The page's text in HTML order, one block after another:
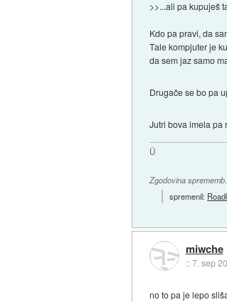
>>...ali pa kupuješ
Kdo pa pravi, da
Tale kompjuter je
da sem jaz samo
Drugače se bo pa
Jutri bova imela pa
Ü
Zgodovina sprememb…
spremenil:
miwche
::7. sep
no to pa je lepo